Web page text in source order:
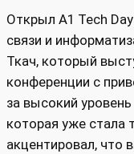
Открыл А1 Tech
связи и
Ткач, который
конференции с
за высокий
которая уже стала
акцентировал, что